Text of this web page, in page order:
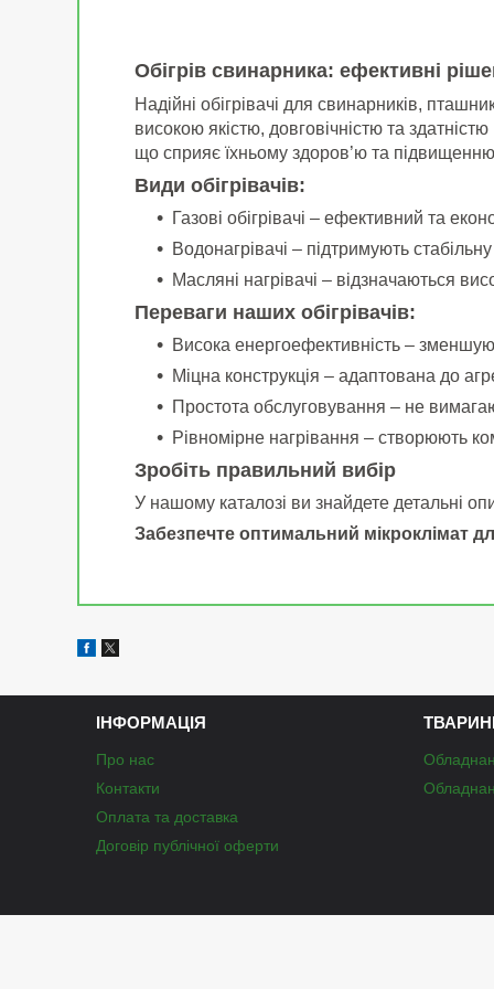
Обігрів свинарника: ефективні
Надійні обігрівачі для свинарників,
високою якістю, довговічністю та
що сприяє їхньому здоров’ю та підвищенню
Види обігрівачів:
Газові обігрівачі – ефективний та
Водонагрівачі – підтримують
Масляні нагрівачі – відзначаються
Переваги наших обігрівачів:
Висока енергоефективність –
Міцна конструкція – адаптована до
Простота обслуговування – не
Рівномірне нагрівання – створюють
Зробіть правильний вибір
У нашому каталозі ви знайдете детальні
Забезпечте оптимальний мікроклімат
ІНФОРМАЦІЯ
Про нас
Контакти
Оплата та доставка
Договір публічної оферти